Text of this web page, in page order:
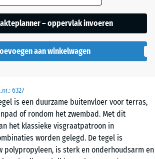
6327
is een duurzame buitenvloer voor terras,
of rondom het zwembad. Met dit
het klassieke visgraatpatroon in
worden gelegd. De tegel is
polypropyleen, is sterk en onderhoudsarm en
– oppervlak invoeren
aan winkelwagen